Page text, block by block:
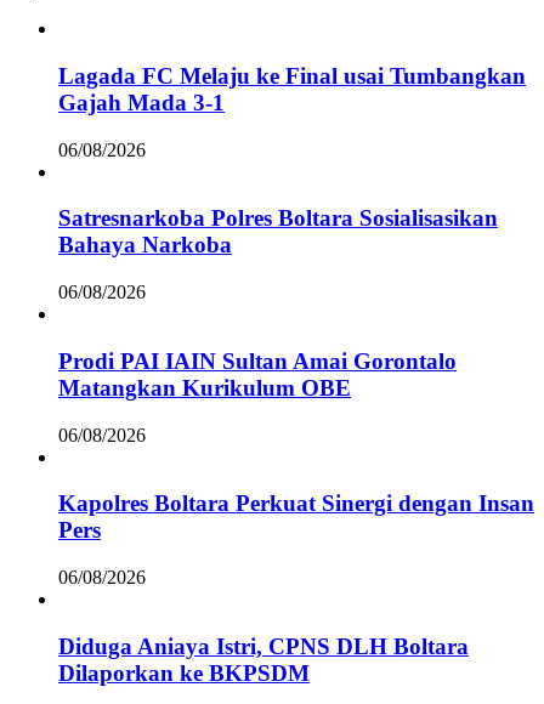
Lagada FC Melaju ke Final usai Tumbangkan
Gajah Mada 3-1
06/08/2026
Satresnarkoba Polres Boltara Sosialisasikan
Bahaya Narkoba
06/08/2026
Prodi PAI IAIN Sultan Amai Gorontalo
Matangkan Kurikulum OBE
06/08/2026
Kapolres Boltara Perkuat Sinergi dengan Insan
Pers
06/08/2026
Diduga Aniaya Istri, CPNS DLH Boltara
Dilaporkan ke BKPSDM